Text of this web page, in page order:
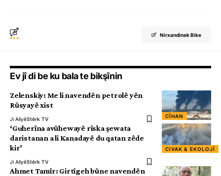
Nirxandinek Bike
Ev jî di be ku bala te bikşînin
CÎHAN
Zelenskiy: Me li navendên petrolê yên
Rûsyayê xist
Ji AliyêStêrk TV
CIVAK & EKOLOJÎ
‘Guherîna avûhewayê rîska şewata
daristanan a li Kanadayê du qatan zêde
kir’
Ji AliyêStêrk TV
Ahmet Tamîr: Girtîgeh bûne navendên